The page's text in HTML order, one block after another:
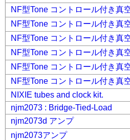
NF型Tone コントロール付き
NF型Tone コントロール付き
NF型Tone コントロール付き
NF型Tone コントロール付き
NF型Tone コントロール付き
NF型Tone コントロール付き
NIXIE tubes and clock kit.
njm2073 : Bridge-Tied-Load
njm2073d アンプ
njm2073アンプ